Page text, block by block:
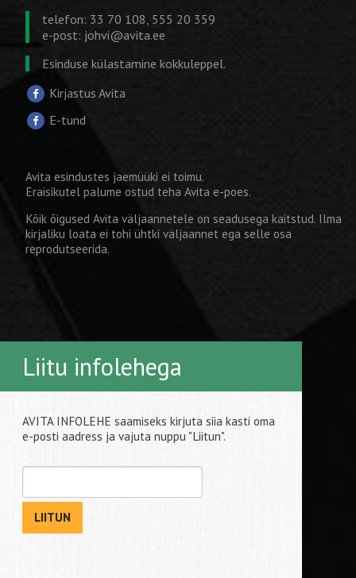
telefon: 33 70 108, 555 20 359
e-post: johvi@avita.ee
Esinduse külastamine kokkuleppel.
Kirjastus Avita
E-tund
Avita esindustes jaemüüki ei toimu.
Eraisikutel palume ostud teha Avita e-poes.
Kõik õigused Avita väljaannetele on seadusega kaitstud. Ilma
kirjaliku loata ei tohi ühtki väljaannet ega selle osa
reprodutseerida.
Liitu infolehega
AVITA INFOLEHE saamiseks kirjuta siia kasti oma
e-posti aadress ja vajuta nuppu "Liitun".
LIITUN